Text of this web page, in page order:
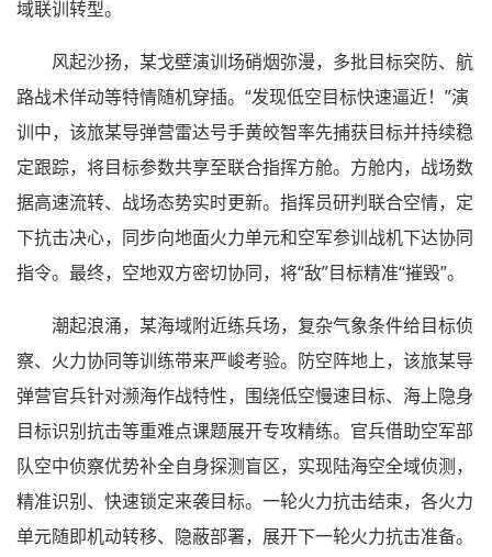
域联训转型。
风起沙扬，某戈壁演训场硝烟弥漫，多批目标突防、航
路战术佯动等特情随机穿插。“发现低空目标快速逼近！”演
训中，该旅某导弹营雷达号手黄皎智率先捕获目标并持续稳
定跟踪，将目标参数共享至联合指挥方舱。方舱内，战场数
据高速流转、战场态势实时更新。指挥员研判联合空情，定
下抗击决心，同步向地面火力单元和空军参训战机下达协同
指令。最终，空地双方密切协同，将“敌”目标精准“摧毁”。
潮起浪涌，某海域附近练兵场，复杂气象条件给目标侦
察、火力协同等训练带来严峻考验。防空阵地上，该旅某导
弹营官兵针对濒海作战特性，围绕低空慢速目标、海上隐身
目标识别抗击等重难点课题展开专攻精练。官兵借助空军部
队空中侦察优势补全自身探测盲区，实现陆海空全域侦测，
精准识别、快速锁定来袭目标。一轮火力抗击结束，各火力
单元随即机动转移、隐蔽部署，展开下一轮火力抗击准备。